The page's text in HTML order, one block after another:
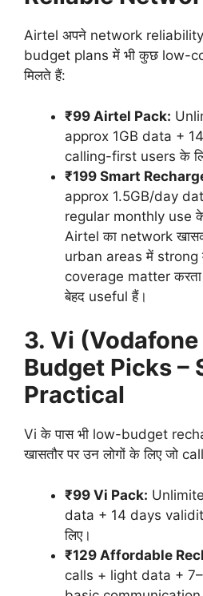
Airtel अपने network reliability
budget plans में भी कुछ low-
मिलते हैं:
₹99 Airtel Pack:
approx 1GB data +
calling-first users के
₹199 Smart
approx 1.5GB/day
regular monthly use
Airtel का network
urban areas में strong
coverage matter
बेहद useful हैं।
3. Vi (Vodafone
Budget Picks –
Practical
Vi के पास भी low-budget
खासतौर पर उन लोगों के लिए जो
₹99 Vi Pack:
data + 14 days
लिए।
₹129 Affordable
calls + light data +